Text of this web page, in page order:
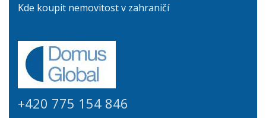
Kde koupit nemovitost v zahraničí
+420 775 154 846